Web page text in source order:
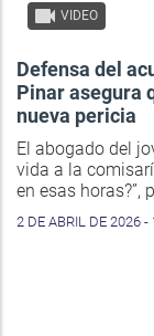
VIDEO
Defensa del
Pinar asegura
nueva pericia
El abogado del
vida a la
en esas horas?”,
2 DE ABRIL DE 2026 -